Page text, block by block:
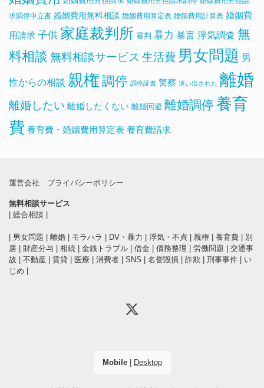
求調停申立書 婚姻費用無料相談 婚姻費用算定表 婚姻費用計算表 婚姻費
用請求 子供 家庭裁判所 審判 暴力 暴言 浮気調査 無
料相談 無料相談サービス 生活費 男女問題 男
性からの相談 親権 調停 調停証書 警察 追い出された 離婚
離婚したい 離婚したくない 離婚回避 離婚調停 養育
費 養育費・婚姻費用算定表 養育費請求
運営会社 プライバシーポリシー
無料相談サービス
総合相談
男女問題 離婚 モラハラ DV・暴力 浮気・不貞 親権 養育費
別
居
財産分与 相続 金銭トラブル 借金 債務整理 労働問題
交通事
故
不動産 賃貸 医療 消費者 SNS 名誉毀損 詐欺 刑事事件
い
じめ
Mobile| Desktop